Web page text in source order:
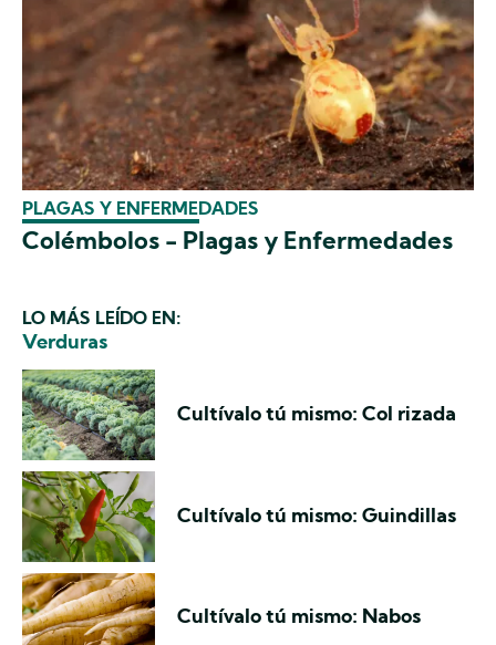
PLAGAS Y ENFERMEDADES
Colémbolos - Plagas y Enfermedades
LO MÁS LEÍDO EN:
Verduras
Cultívalo tú mismo: Col rizada
Cultívalo tú mismo: Guindillas
Cultívalo tú mismo: Nabos